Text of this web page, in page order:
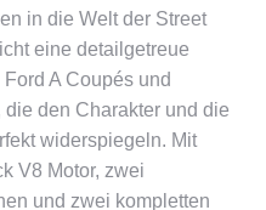
in die Welt der Street
eine detailgetreue
A Coupés und
den Charakter und die
widerspiegeln. Mit
V8 Motor, zwei
und zwei kompletten